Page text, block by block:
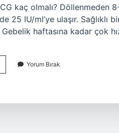
kaç olmalı? Döllenmeden
25 IU/ml’ye ulaşır.
Gebelik haftasına kadar çok
Yorum Bırak